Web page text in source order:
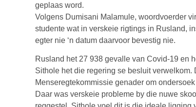
geplaas word.
Volgens Dumisani Malamule, woordvoerder
studente wat in verskeie rigtings in Rusland,
egter nie ‘n datum daarvoor bevestig nie.
Rusland het 27 938 gevalle van Covid-19 en
Sithole het die regering se besluit
Menseregtekommissie genader om
Daar was verskeie probleme by die nuwe